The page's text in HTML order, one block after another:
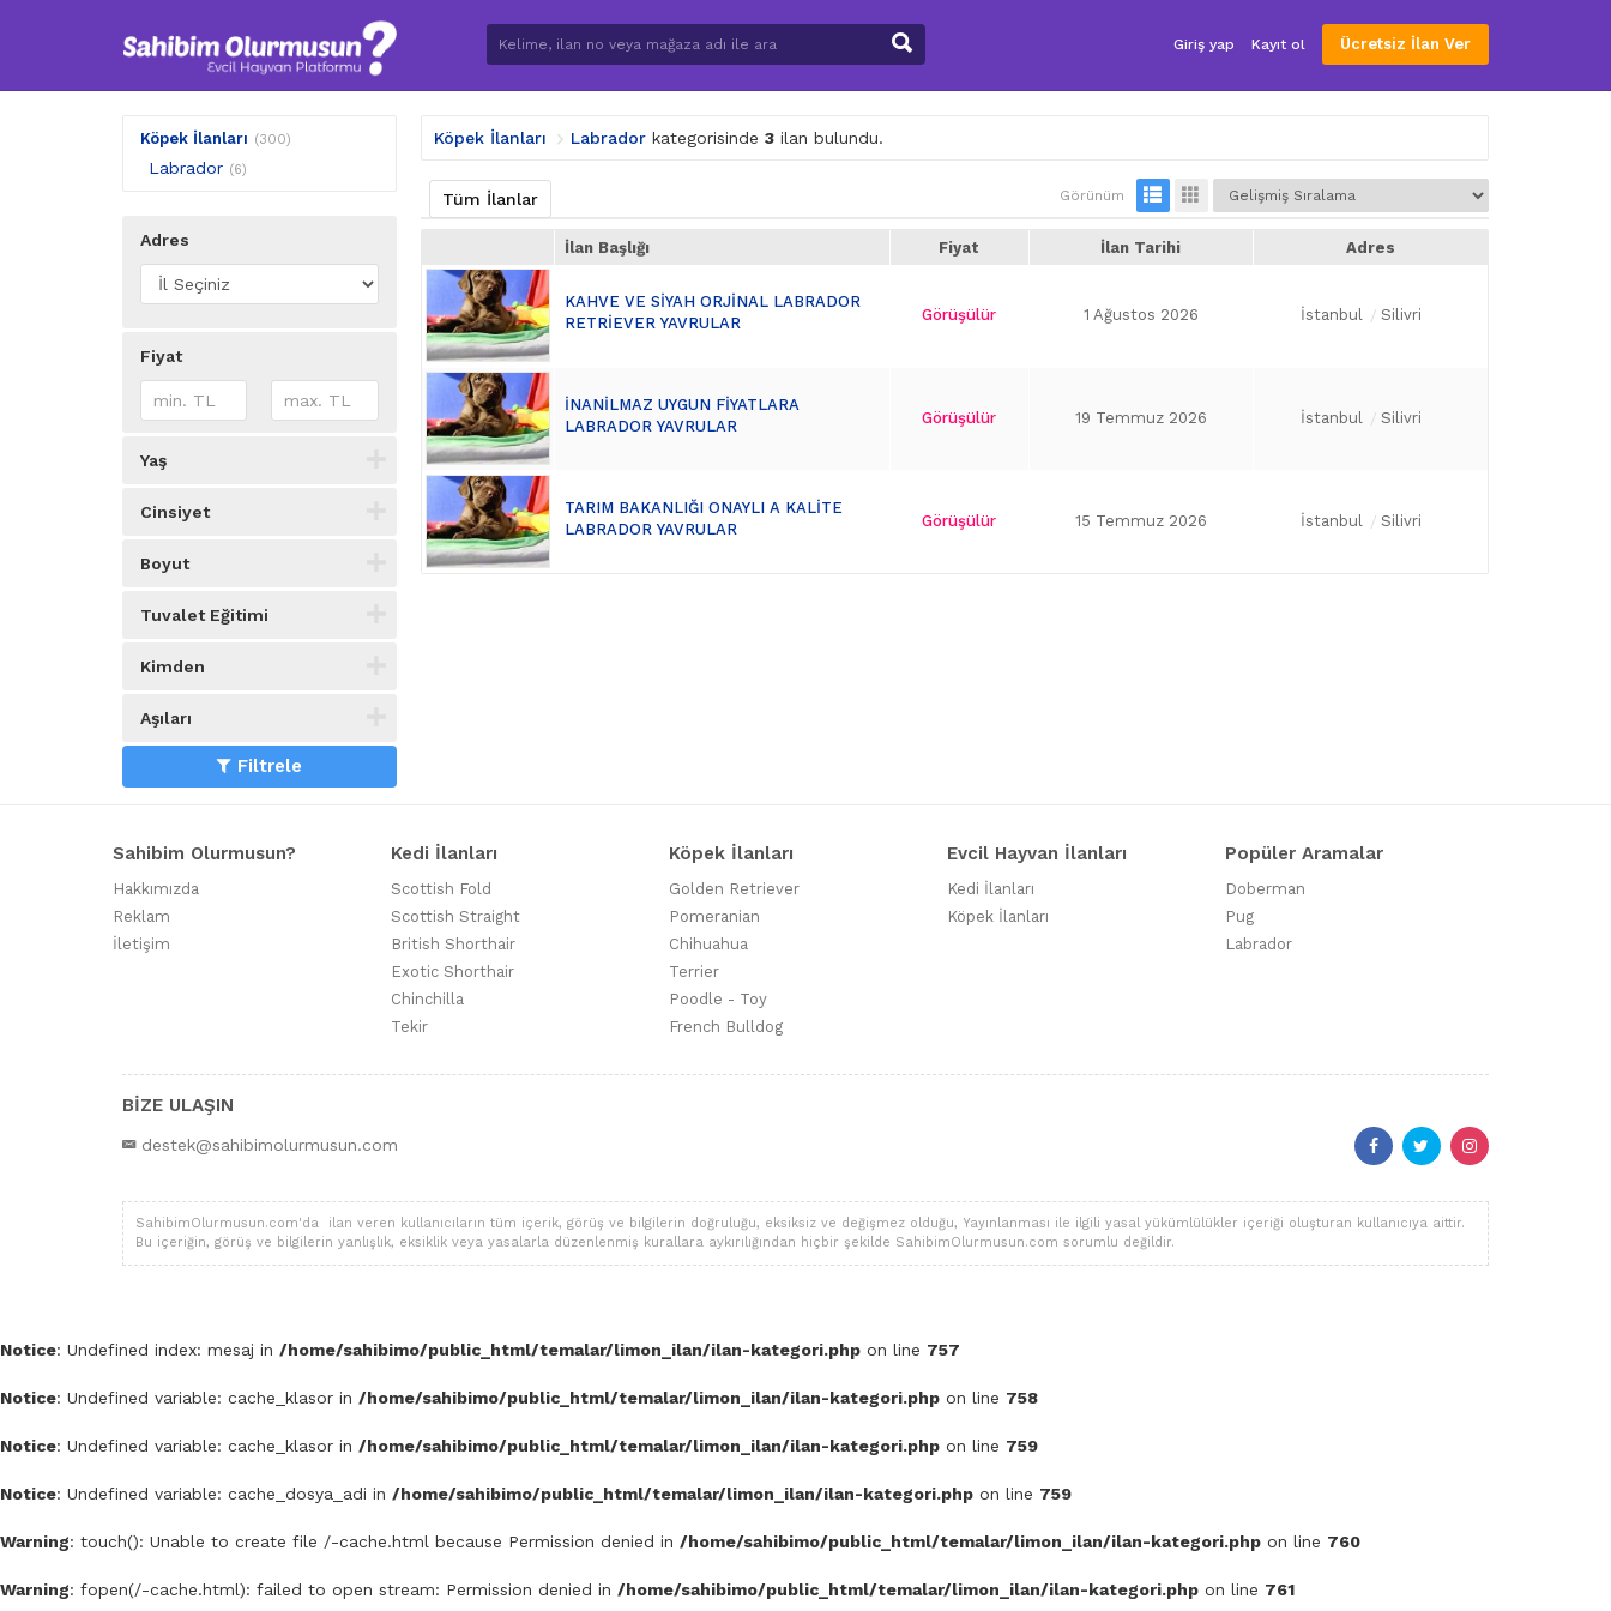
Giriş yap Kayıt ol Ücretsiz İlan Ver
Köpek İlanları (300)
Labrador (6)
Adres
Fiyat
Yaş
Cinsiyet
Boyut
Tuvalet Eğitimi
Kimden
Aşıları
Filtrele
Köpek İlanları Labradorkategorisinde 3ilan bulundu.
Tüm İlanlar Görünüm
İlan Başlığı Fiyat İlan Tarihi Adres
KAHVE VE SİYAH ORJİNAL LABRADOR
RETRİEVER YAVRULAR
Görüşülür 1 Ağustos 2026 İstanbul Silivri
İNANİLMAZ UYGUN FİYATLARA
LABRADOR YAVRULAR
Görüşülür 19 Temmuz 2026 İstanbul Silivri
TARIM BAKANLIĞI ONAYLI A KALİTE
LABRADOR YAVRULAR
Görüşülür 15 Temmuz 2026 İstanbul Silivri
Sahibim Olurmusun?
Hakkımızda
Reklam
İletişim
Kedi İlanları
Scottish Fold
Scottish Straight
British Shorthair
Exotic Shorthair
Chinchilla
Tekir
Köpek İlanları
Golden Retriever
Pomeranian
Chihuahua
Terrier
Poodle - Toy
French Bulldog
Evcil Hayvan İlanları
Kedi İlanları
Köpek İlanları
Popüler Aramalar
Doberman
Pug
Labrador
BİZE ULAŞIN
destek@sahibimolurmusun.com
SahibimOlurmusun.com'da ilan veren kullanıcıların tüm içerik, görüş ve bilgilerin doğruluğu, eksiksiz ve değişmez olduğu, Yayınlanması ile ilgili yasal yükümlülükler içeriği oluşturan kullanıcıya aittir.
Bu içeriğin, görüş ve bilgilerin yanlışlık, eksiklik veya yasalarla düzenlenmiş kurallara aykırılığından hiçbir şekilde SahibimOlurmusun.com sorumlu değildir.
Notice: Undefined index: mesaj in /home/sahibimo/public_html/temalar/limon_ilan/ilan-kategori.php on line 757
Notice: Undefined variable: cache_klasor in /home/sahibimo/public_html/temalar/limon_ilan/ilan-kategori.php on line 758
Notice: Undefined variable: cache_klasor in /home/sahibimo/public_html/temalar/limon_ilan/ilan-kategori.php on line 759
Notice: Undefined variable: cache_dosya_adi in /home/sahibimo/public_html/temalar/limon_ilan/ilan-kategori.php on line 759
Warning: touch(): Unable to create file /-cache.html because Permission denied in /home/sahibimo/public_html/temalar/limon_ilan/ilan-kategori.php on line 760
Warning: fopen(/-cache.html): failed to open stream: Permission denied in /home/sahibimo/public_html/temalar/limon_ilan/ilan-kategori.php on line 761